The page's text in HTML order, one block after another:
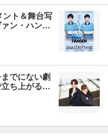
ト＆舞台写
ン・ハン…
でにない劇
ち上がる…